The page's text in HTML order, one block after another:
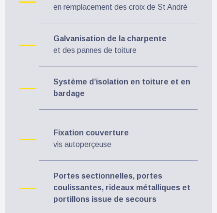
en remplacement des croix de St André
Galvanisation de la charpente
et des pannes de toiture
Système d’isolation en toiture et en
bardage
Fixation couverture
vis autoperçeuse
Portes sectionnelles, portes
coulissantes, rideaux métalliques et
portillons issue de secours